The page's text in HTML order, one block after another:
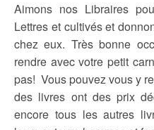
Aimons nos Libraires
Lettres et cultivés et
chez eux. Très bonne
rendre avec votre petit
pas! Vous pouvez vous y
des livres ont des prix
encore tous les autres